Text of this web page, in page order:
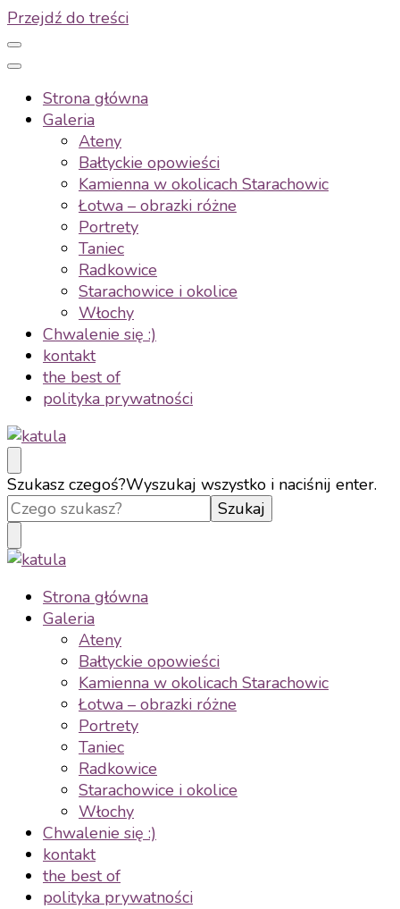
Przejdź do treści
Strona główna
Galeria
Ateny
Bałtyckie opowieści
Kamienna w okolicach Starachowic
Łotwa – obrazki różne
Portrety
Taniec
Radkowice
Starachowice i okolice
Włochy
Chwalenie się :)
kontakt
the best of
polityka prywatności
katula
twórz wspomnienia, nie zdjęcia
Szukasz czegoś?Wyszukaj wszystko i naciśnij enter.
katula
twórz wspomnienia, nie zdjęcia
Strona główna
Galeria
Ateny
Bałtyckie opowieści
Kamienna w okolicach Starachowic
Łotwa – obrazki różne
Portrety
Taniec
Radkowice
Starachowice i okolice
Włochy
Chwalenie się :)
kontakt
the best of
polityka prywatności